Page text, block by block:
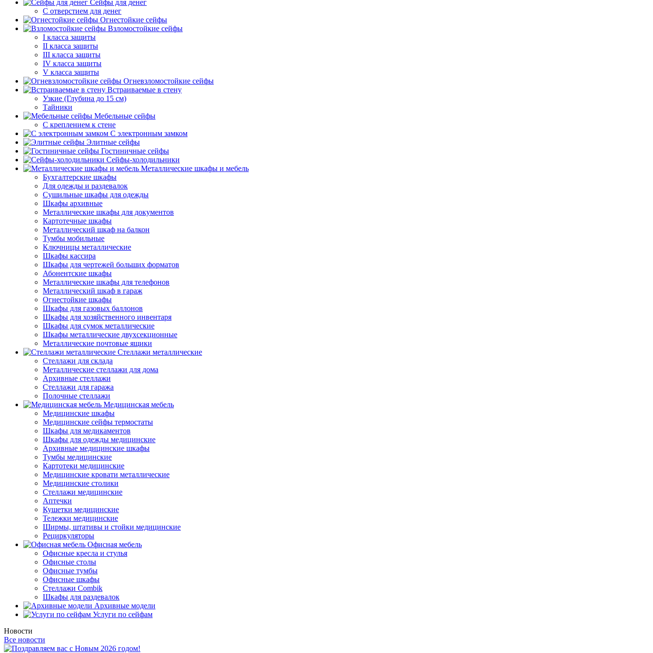
Сейфы для денег
С отверстием для денег
Огнестойкие сейфы
Взломостойкие сейфы
I класса защиты
II класса защиты
III класса защиты
IV класса защиты
V класса защиты
Огневзломостойкие сейфы
Встраиваемые в стену
Узкие (Глубина до 15 см)
Тайники
Мебельные сейфы
С креплением к стене
С электронным замком
Элитные сейфы
Гостиничные сейфы
Сейфы-холодильники
Металлические шкафы и мебель
Бухгалтерские шкафы
Для одежды и раздевалок
Сушильные шкафы для одежды
Шкафы архивные
Металлические шкафы для документов
Картотечные шкафы
Металлический шкаф на балкон
Тумбы мобильные
Ключницы металлические
Шкафы кассира
Шкафы для чертежей больших форматов
Абонентские шкафы
Металлические шкафы для телефонов
Металлический шкаф в гараж
Огнестойкие шкафы
Шкафы для газовых баллонов
Шкафы для хозяйственного инвентаря
Шкафы для сумок металлические
Шкафы металлические двухсекционные
Металлические почтовые ящики
Стеллажи металлические
Стеллажи для склада
Металлические стеллажи для дома
Архивные стеллажи
Стеллажи для гаража
Полочные стеллажи
Медицинская мебель
Медицинские шкафы
Медицинские сейфы термостаты
Шкафы для медикаментов
Шкафы для одежды медицинские
Архивные медицинские шкафы
Тумбы медицинские
Картотеки медицинские
Медицинские кровати металлические
Медицинские столики
Стеллажи медицинские
Аптечки
Кушетки медицинские
Тележки медицинские
Ширмы, штативы и стойки медицинские
Рециркуляторы
Офисная мебель
Офисные кресла и стулья
Офисные столы
Офисные тумбы
Офисные шкафы
Стеллажи Combik
Шкафы для раздевалок
Архивные модели
Услуги по сейфам
Новости
Все новости